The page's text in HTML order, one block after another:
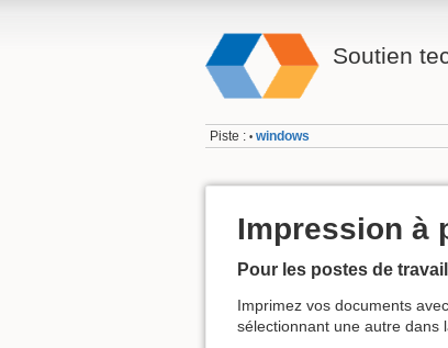
Soutien
Piste : • windows
Impression à
Pour les postes de
Imprimez vos documents
sélectionnant une autre dans